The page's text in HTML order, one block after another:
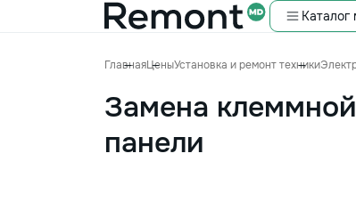
Каталог
ГлавнаяЦеныУстановка и ремонт техники
Замена
панели